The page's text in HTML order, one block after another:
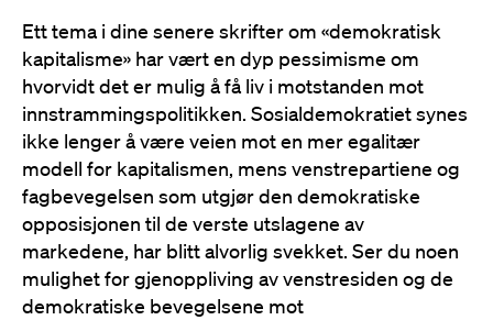
Ett tema i dine senere skrifter om «demokratisk
kapitalisme» har vært en dyp pessimisme om
hvorvidt det er mulig å få liv i motstanden mot
innstrammingspolitikken. Sosialdemokratiet synes
ikke lenger å være veien mot en mer egalitær
modell for kapitalismen, mens venstrepartiene og
fagbevegelsen som utgjør den demokratiske
opposisjonen til de verste utslagene av
markedene, har blitt alvorlig svekket. Ser du noen
mulighet for gjenoppliving av venstresiden og de
demokratiske bevegelsene mot